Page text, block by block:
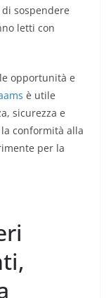
sospendere
letti con
opportunità e
è utile
sicurezza e
conformità alla
per la